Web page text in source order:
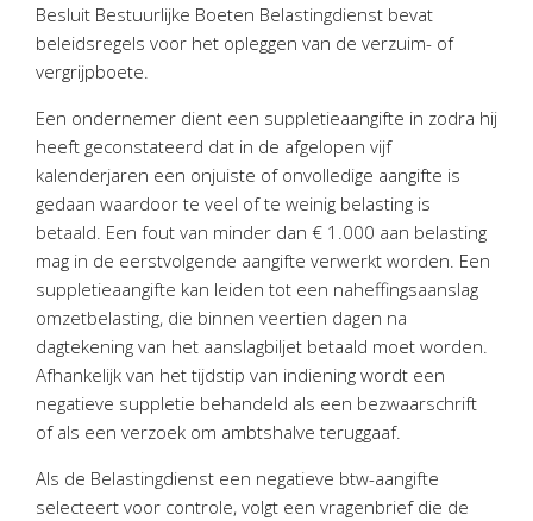
Besluit Bestuurlijke Boeten Belastingdienst bevat
beleidsregels voor het opleggen van de verzuim- of
vergrijpboete.
Een ondernemer dient een suppletieaangifte in zodra hij
heeft geconstateerd dat in de afgelopen vijf
kalenderjaren een onjuiste of onvolledige aangifte is
gedaan waardoor te veel of te weinig belasting is
betaald. Een fout van minder dan € 1.000 aan belasting
mag in de eerstvolgende aangifte verwerkt worden. Een
suppletieaangifte kan leiden tot een naheffingsaanslag
omzetbelasting, die binnen veertien dagen na
dagtekening van het aanslagbiljet betaald moet worden.
Afhankelijk van het tijdstip van indiening wordt een
negatieve suppletie behandeld als een bezwaarschrift
of als een verzoek om ambtshalve teruggaaf.
Als de Belastingdienst een negatieve btw-aangifte
selecteert voor controle, volgt een vragenbrief die de